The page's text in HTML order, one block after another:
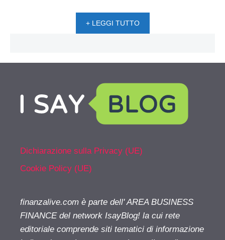
+ LEGGI TUTTO
Dichiarazione sulla Privacy (UE)
Cookie Policy (UE)
finanzalive.com è parte dell' AREA BUSINESS
FINANCE del network IsayBlog! la cui rete
editoriale comprende siti tematici di informazione